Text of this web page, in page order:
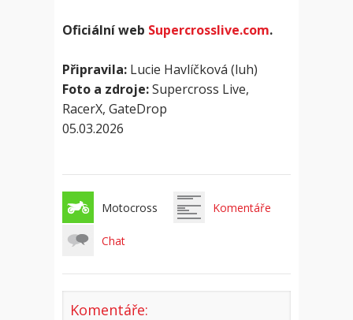
Oficiální web Supercrosslive.com.
Připravila: Lucie Havlíčková (luh)
Foto a zdroje:Supercross Live,
RacerX, GateDrop
05.03.2026
Motocross Komentáře
Chat
Komentáře: